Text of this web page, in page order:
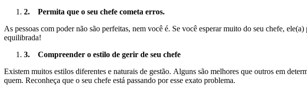
2. Permita que o seu chefe cometa erros.
As pessoas com poder não são perfeitas, nem você é. Se você esperar muito do seu chefe,
equilibrada!
3. Compreender o estilo de gerir de seu chefe
Existem muitos estilos diferentes e naturais de gestão. Alguns são melhores que outros em
quem. Reconheça que o seu chefe está passando por esse exato problema.